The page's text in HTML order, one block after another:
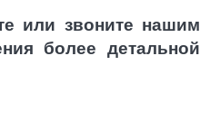
или звоните нашим
более детальной